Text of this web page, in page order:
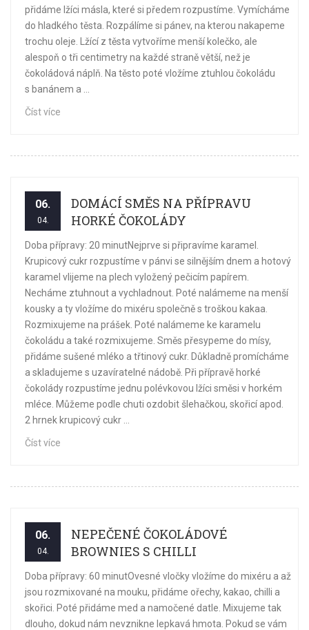
přidáme lžíci másla, které si předem rozpustíme. Vymícháme
do hladkého těsta. Rozpálíme si pánev, na kterou nakapeme
trochu oleje. Lžící z těsta vytvoříme menší kolečko, ale
alespoň o tři centimetry na každé straně větší, než je
čokoládová náplň. Na těsto poté vložíme ztuhlou čokoládu
s banánem a ...
Číst více
06.
04.
DOMÁCÍ SMĚS NA PŘÍPRAVU
HORKÉ ČOKOLÁDY
Doba přípravy: 20 minutNejprve si připravíme karamel.
Krupicový cukr rozpustíme v pánvi se silnějším dnem a hotový
karamel vlijeme na plech vyložený pečicím papírem.
Necháme ztuhnout a vychladnout. Poté nalámeme na menší
kousky a ty vložíme do mixéru společně s troškou kakaa.
Rozmixujeme na prášek. Poté nalámeme ke karamelu
čokoládu a také rozmixujeme. Směs přesypeme do mísy,
přidáme sušené mléko a třtinový cukr. Důkladně promícháme
a skladujeme s uzavíratelné nádobě. Při přípravě horké
čokolády rozpustíme jednu polévkovou lžíci směsi v horkém
mléce. Můžeme podle chuti ozdobit šlehačkou, skořicí apod.
2 hrnek krupicový cukr ...
Číst více
06.
04.
NEPEČENÉ ČOKOLÁDOVÉ
BROWNIES S CHILLI
Doba přípravy: 60 minutOvesné vločky vložíme do mixéru a až
jsou rozmixované na mouku, přidáme ořechy, kakao, chilli a
skořici. Poté přidáme med a namočené datle. Mixujeme tak
dlouho, dokud nám nevznikne lepkavá hmota. Pokud se vám